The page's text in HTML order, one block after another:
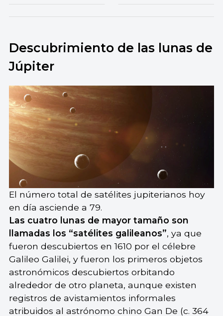
Descubrimiento de las lunas de
Júpiter
El número total de satélites jupiterianos hoy
en día asciende a 79.
Las cuatro lunas de mayor tamaño son
llamadas los “satélites galileanos”, ya que
fueron descubiertos en 1610 por el célebre
Galileo Galilei, y fueron los primeros objetos
astronómicos descubiertos orbitando
alrededor de otro planeta, aunque existen
registros de avistamientos informales
atribuidos al astrónomo chino Gan De (c. 364